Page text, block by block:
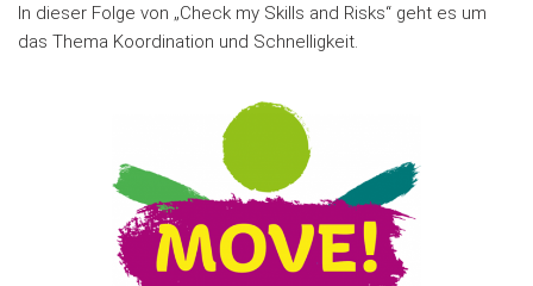
In dieser Folge von „Check my Skills and Risks“ geht es um
das Thema Koordination und Schnelligkeit.